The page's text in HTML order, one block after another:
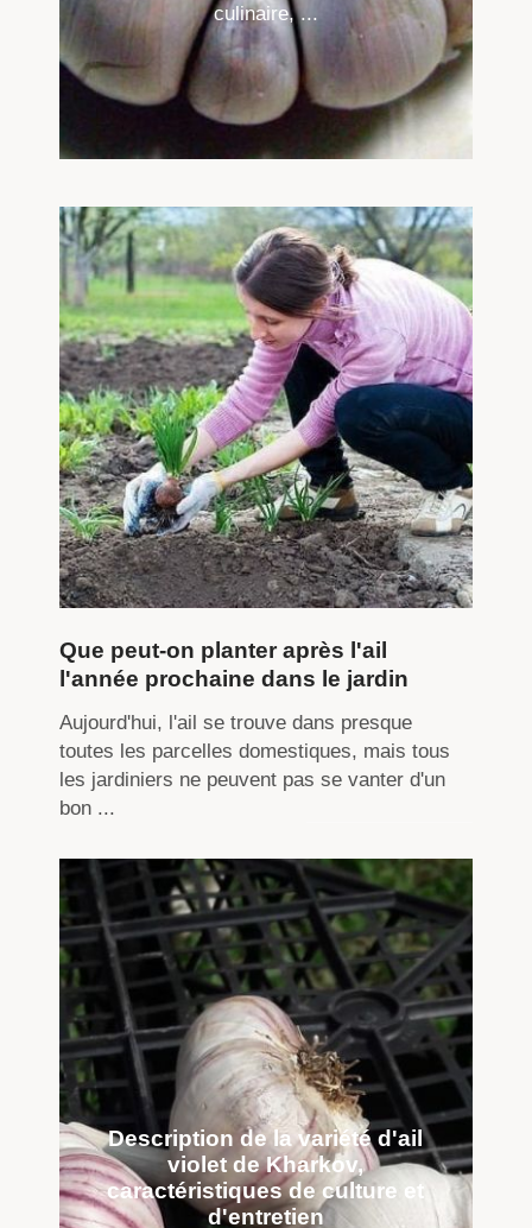
culinaire, ...
Que peut-on planter après l'ail
l'année prochaine dans le jardin
Aujourd'hui, l'ail se trouve dans presque
toutes les parcelles domestiques, mais tous
les jardiniers ne peuvent pas se vanter d'un
bon ...
Description de la variété d'ail
violet de Kharkov,
caractéristiques de culture et
d'entretien